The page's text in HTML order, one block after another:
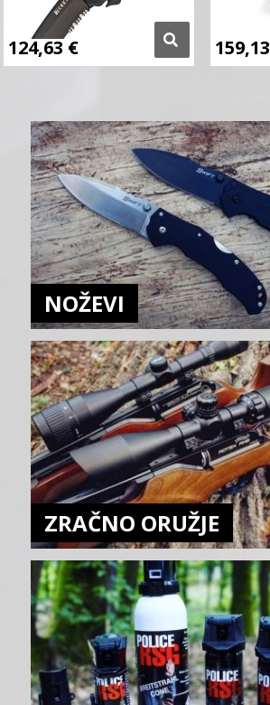
124,63€ 159,13
NOŽEVI
ZRAČNO ORUŽJE